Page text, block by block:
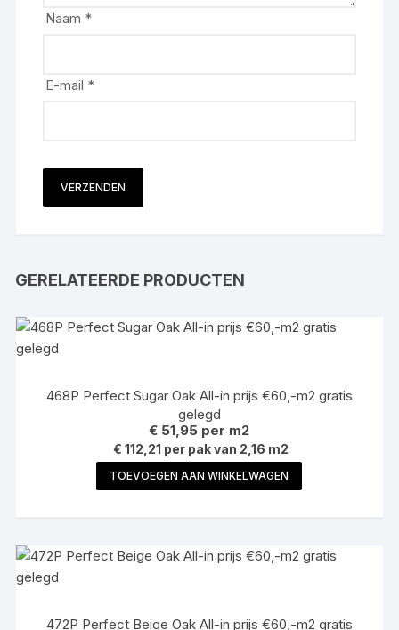
Naam *
E-mail *
GERELATEERDE PRODUCTEN
468P Perfect Sugar Oak All-in prijs €60,-m2 gratis
gelegd
€ 51,95 per m2
€ 112,21 per pak van 2,16 m2
TOEVOEGEN AAN WINKELWAGEN
472P Perfect Beige Oak All-in prijs €60,-m2 gratis